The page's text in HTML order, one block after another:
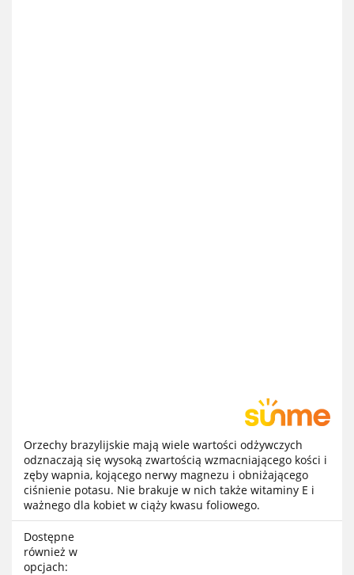
Orzechy brazylijskie mają wiele wartości odżywczych
odznaczają się wysoką zwartością wzmacniającego kości i
zęby wapnia, kojącego nerwy magnezu i obniżającego
ciśnienie potasu. Nie brakuje w nich także witaminy E i
ważnego dla kobiet w ciąży kwasu foliowego.
Dostępne
również w
opcjach: